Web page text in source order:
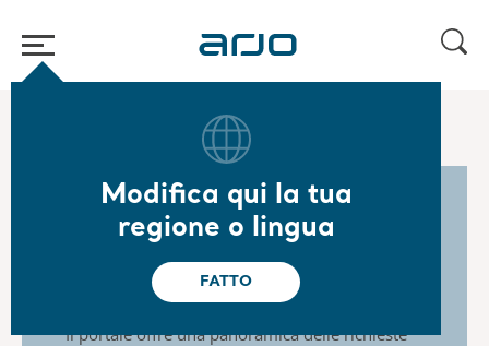
Modifica qui la tua
regione o lingua
FATTO
Iscrizione ad Arjo Express​
Panoramica delle
attrezzature
Il portale offre una panoramica delle richieste